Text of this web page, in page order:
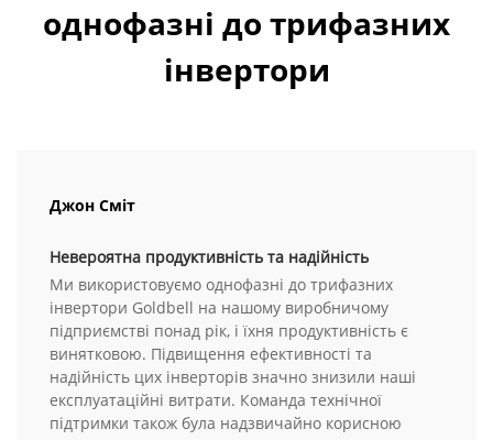
однофазні до трифазних
інвертори
Джон Сміт
Невероятна продуктивність та надійність
Ми використовуємо однофазні до трифазних
інвертори Goldbell на нашому виробничому
підприємстві понад рік, і їхня продуктивність є
винятковою. Підвищення ефективності та
надійність цих інверторів значно знизили наші
експлуатаційні витрати. Команда технічної
підтримки також була надзвичайно корисною